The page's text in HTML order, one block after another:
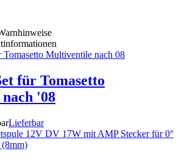
für Tomasetto
'08
Lieferbar